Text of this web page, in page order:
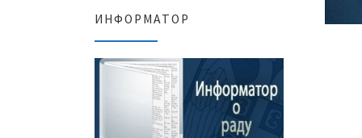
ИНФОРМАТОР